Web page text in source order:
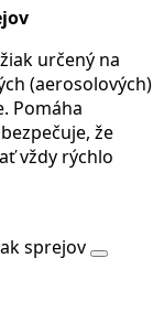
určený na
(aerosolových)
Pomáha
že
vždy rýchlo
sprejov